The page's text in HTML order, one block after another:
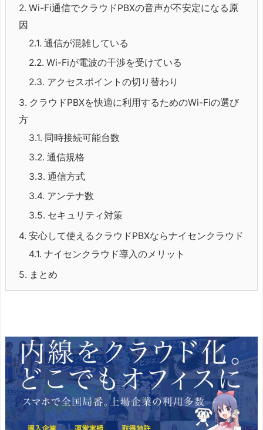
2. Wi-Fi通信でクラウドPBXの音声が不安定になる原
因
2.1. 通信が混雑している
2.2. Wi-Fiが電波の干渉を受けている
2.3. アクセスポイントの切り替わり
3. クラウドPBXを快適に利用するためのWi-Fiの選び
方
3.1. 同時接続可能台数
3.2. 通信規格
3.3. 通信方式
3.4. アンテナ数
3.5. セキュリティ対策
4. 安心して使えるクラウドPBXならナイセンクラウド
4.1. ナイセンクラウド導入のメリット
5. まとめ